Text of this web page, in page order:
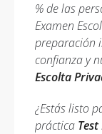
% de las
Examen
preparación
confianza y
Escolta
¿Estás listo
práctica